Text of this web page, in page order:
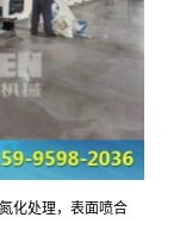
化处理，表面喷合